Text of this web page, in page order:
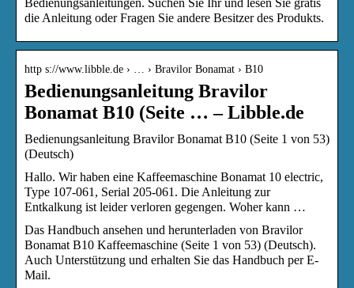
die Anleitung oder Fragen Sie andere Besitzer des Produkts.
http s://www.libble.de › … › Bravilor Bonamat › B10
Bedienungsanleitung Bravilor
Bonamat B10 (Seite … – Libble.de
Bedienungsanleitung Bravilor Bonamat B10 (Seite 1 von 53)
(Deutsch)
Hallo. Wir haben eine Kaffeemaschine Bonamat 10 electric,
Type 107-061, Serial 205-061. Die Anleitung zur
Entkalkung ist leider verloren gegengen. Woher kann …
Das Handbuch ansehen und herunterladen von Bravilor
Bonamat B10 Kaffeemaschine (Seite 1 von 53) (Deutsch).
Auch Unterstützung und erhalten Sie das Handbuch per E-
Mail.